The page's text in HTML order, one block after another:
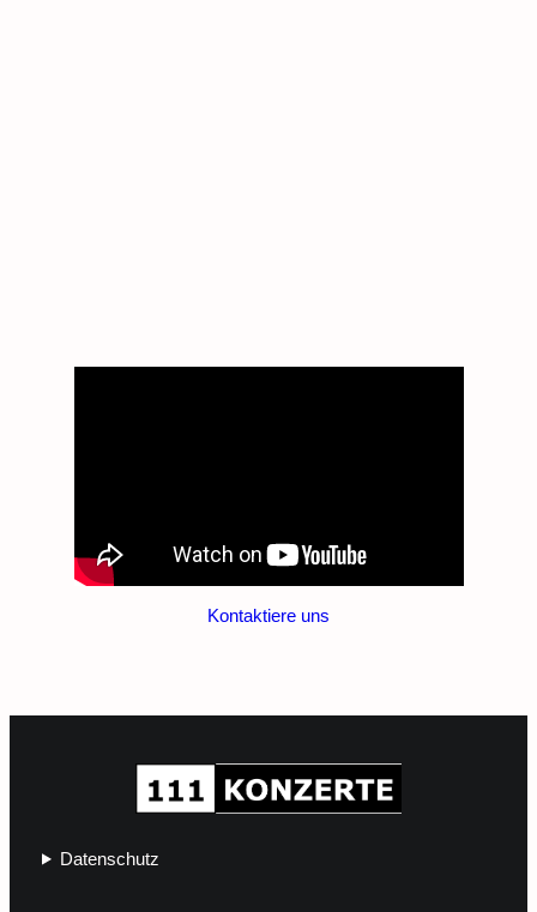
Kontaktiere uns
Datenschutz